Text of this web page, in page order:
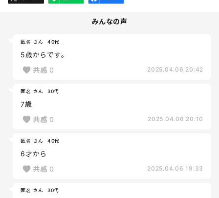
みんなの声
匿名 さん 40代
5歳からです。
共感 0 2025.04.06 20:42
匿名 さん 30代
7歳
共感 0 2025.04.06 20:10
匿名 さん 40代
6才から
共感 0 2025.04.06 19:33
匿名 さん 30代